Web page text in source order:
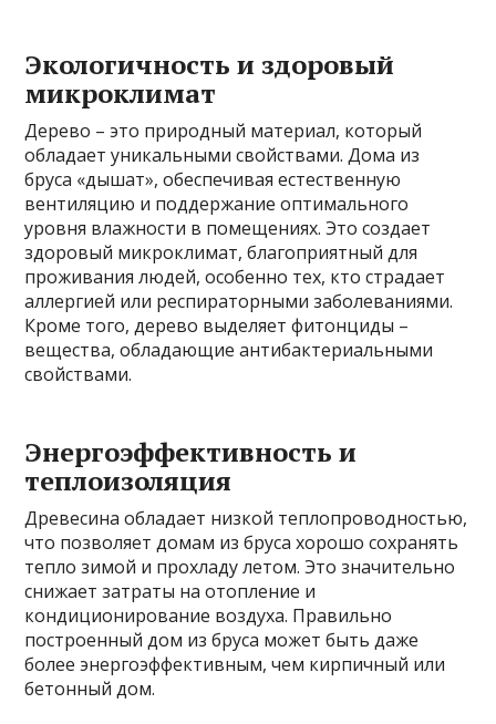
Экологичность и здоровый
микроклимат
Дерево – это природный материал, который
обладает уникальными свойствами. Дома из
бруса «дышат», обеспечивая естественную
вентиляцию и поддержание оптимального
уровня влажности в помещениях. Это создает
здоровый микроклимат, благоприятный для
проживания людей, особенно тех, кто страдает
аллергией или респираторными заболеваниями.
Кроме того, дерево выделяет фитонциды –
вещества, обладающие антибактериальными
свойствами.
Энергоэффективность и
теплоизоляция
Древесина обладает низкой теплопроводностью,
что позволяет домам из бруса хорошо сохранять
тепло зимой и прохладу летом. Это значительно
снижает затраты на отопление и
кондиционирование воздуха. Правильно
построенный дом из бруса может быть даже
более энергоэффективным, чем кирпичный или
бетонный дом.